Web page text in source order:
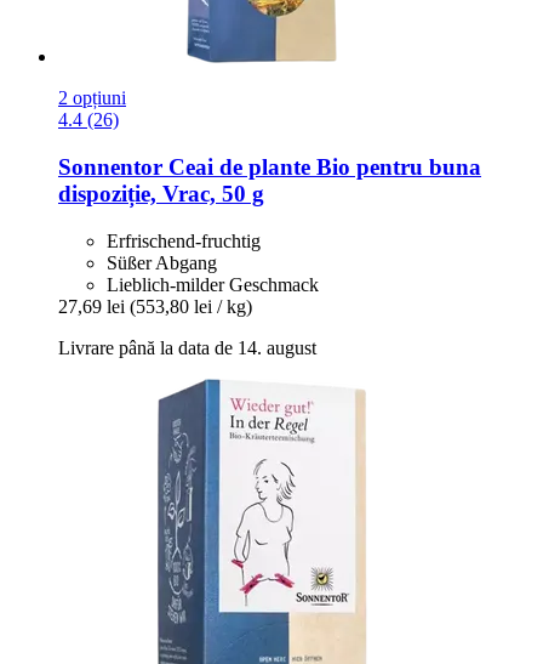
2 opțiuni
4.4 (26)
Sonnentor Ceai de plante Bio pentru buna
dispoziție, Vrac, 50 g
Erfrischend-fruchtig
Süßer Abgang
Lieblich-milder Geschmack
27,69 lei (553,80 lei / kg)
Livrare până la data de 14. august